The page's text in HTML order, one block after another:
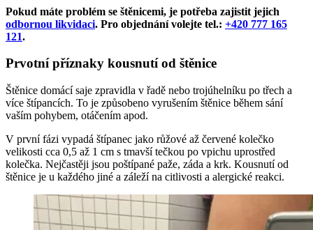
Pokud máte problém se štěnicemi, je potřeba zajistit jejich
odbornou likvidaci. Pro objednání volejte tel.: +420 777 165
121.
Prvotní příznaky kousnutí od štěnice
Štěnice domácí saje zpravidla v řadě nebo trojúhelníku po třech a
více štípancích. To je způsobeno vyrušením štěnice během sání
vaším pohybem, otáčením apod.
V první fázi vypadá štípanec jako růžové až červené kolečko
velikosti cca 0,5 až 1 cm s tmavší tečkou po vpichu uprostřed
kolečka. Nejčastěji jsou poštípané paže, záda a krk. Kousnutí od
štěnice je u každého jiné a záleží na citlivosti a alergické reakci.